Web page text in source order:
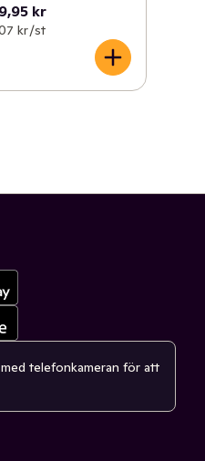
kr
kr /st
med telefonkameran för att